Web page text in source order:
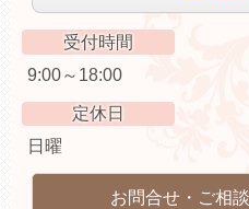
受付時間
9:00～18:00
定休日
日曜
お問合せ・ご相